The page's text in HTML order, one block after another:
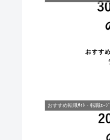
おすすめ転職ｻｲﾄ・転職ｴｰｼ